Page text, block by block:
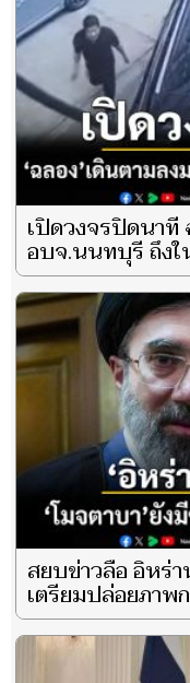
เปิดวงจรปิดนาที
อบจ.นนทบุรี ถึงใ
สยบข่าวลือ อิหร่
เตรียมปล่อยภาพ